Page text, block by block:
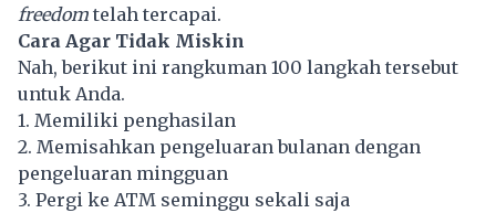
freedom telah tercapai.
Cara Agar Tidak Miskin
Nah, berikut ini rangkuman 100 langkah tersebut
untuk Anda.
1. Memiliki penghasilan
2. Memisahkan pengeluaran bulanan dengan
pengeluaran mingguan
3. Pergi ke ATM seminggu sekali saja